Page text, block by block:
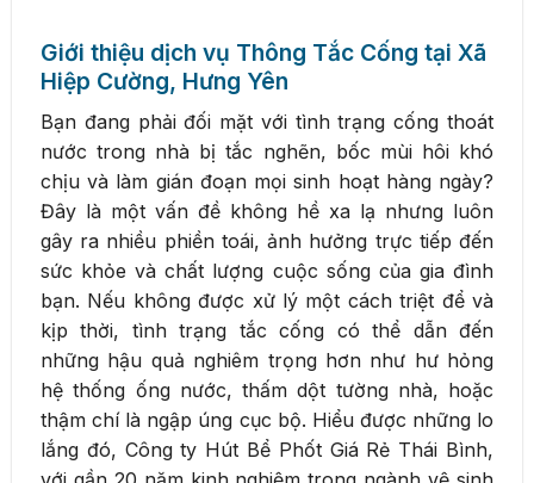
Giới thiệu dịch vụ Thông Tắc Cống tại Xã
Hiệp Cường, Hưng Yên
Bạn đang phải đối mặt với tình trạng cống thoát
nước trong nhà bị tắc nghẽn, bốc mùi hôi khó
chịu và làm gián đoạn mọi sinh hoạt hàng ngày?
Đây là một vấn đề không hề xa lạ nhưng luôn
gây ra nhiều phiền toái, ảnh hưởng trực tiếp đến
sức khỏe và chất lượng cuộc sống của gia đình
bạn. Nếu không được xử lý một cách triệt để và
kịp thời, tình trạng tắc cống có thể dẫn đến
những hậu quả nghiêm trọng hơn như hư hỏng
hệ thống ống nước, thấm dột tường nhà, hoặc
thậm chí là ngập úng cục bộ. Hiểu được những lo
lắng đó, Công ty Hút Bể Phốt Giá Rẻ Thái Bình,